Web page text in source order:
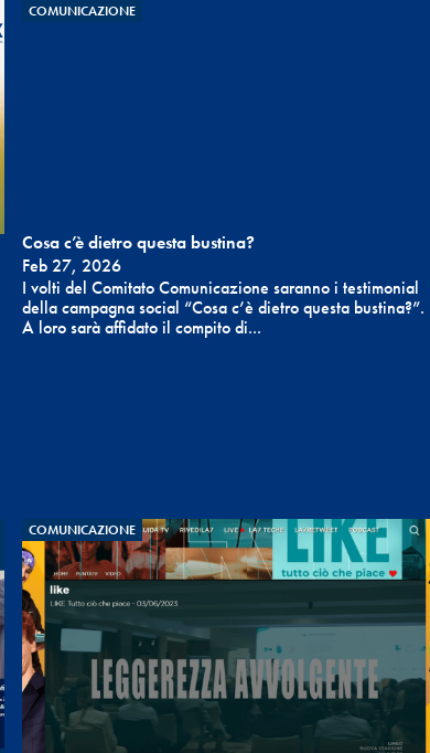
COMUNICAZIONE
Cosa c’è dietro questa bustina?
Feb 27, 2026
I volti del Comitato Comunicazione saranno i testimonial
della campagna social “Cosa c’è dietro questa bustina?”.
A loro sarà affidato il compito di...
COMUNICAZIONE